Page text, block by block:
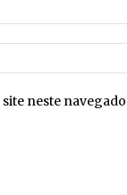
neste